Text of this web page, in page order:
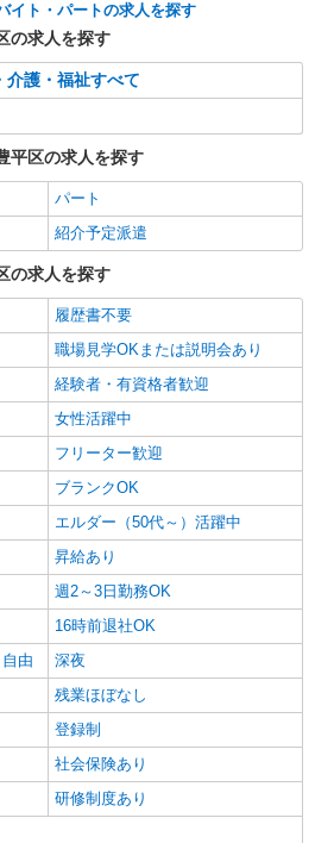
料老人ホームにて介護業務
時給】1,350〜1,500円（資格・経験によ
費別途支給
豊平区西岡3条
詳細を見る
海道支社
ビスセンターでの介護業務
時給】1,350〜1,500円（資格・経験によ
費別途支給
札幌市豊平区月寒東3条
詳細を見る
海道支社
ホームでの介護業務
時給】1,350〜1,500円（資格・経験によ
費別途支給
札幌市豊平区平岸八条
詳細を見る
海道支社
ホームでの介護業務
遣時給】1,350〜1,500円（資格・経験によ
費別途支給
札幌市豊平区月寒東２条
イト・パートの求人を探す
の求人を探す
介護・福祉すべて
平区の求人を探す
パート
紹介予定派遣
の求人を探す
履歴書不要
職場見学OKまたは説明会あり
経験者・有資格者歓迎
女性活躍中
フリーター歓迎
ブランクOK
エルダー（50代～）活躍中
昇給あり
週2～3日勤務OK
16時前退社OK
由
深夜
残業ほぼなし
登録制
社会保険あり
研修制度あり